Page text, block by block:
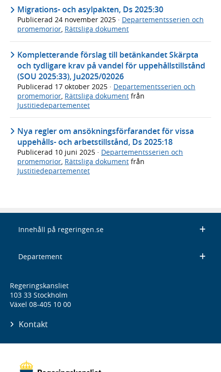
Migrations- och asylpakten, Ds 2025:30
Publicerad 24 november 2025 · Departementsserien och
promemorior, Rättsliga dokument
Kompletterande förslag till betänkandet Skärpta
och tydligare krav på vandel för uppehållstillstånd
(SOU 2025:33), Ju2025/02026
Publicerad 17 oktober 2025 · Departementsserien och
promemorior, Rättsliga dokument från
Justitiedepartementet
Nya regler om ansökningsförfarandet för vissa
uppehålls- och arbetstillstånd, Ds 2025:18
Publicerad 10 juni 2025 · Departementsserien och
promemorior Rättsliga dokument från
Justitiedepartementet
Innehåll på regeringen.se
Departement
Regeringskansliet
103 33 Stockholm
Växel 08-405 10 00
Kontakt